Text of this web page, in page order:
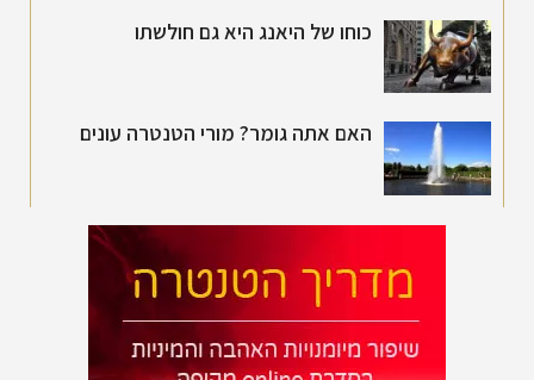
כוחו של היאנג היא גם חולשתו
האם אתה גומר? מורי הטנטרה עונים